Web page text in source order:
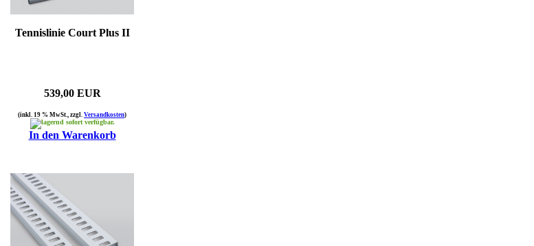
Tennislinie Court Plus II
539,00 EUR
(inkl. 19 % MwSt., zzgl. Versandkosten)
sofort verfügbar.
In den Warenkorb